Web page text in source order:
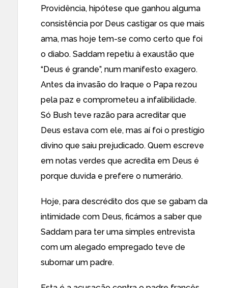
Providência, hipótese que ganhou alguma
consistência por Deus castigar os que mais
ama, mas hoje tem-se como certo que foi
o diabo. Saddam repetiu à exaustão que
“Deus é grande”, num manifesto exagero.
Antes da invasão do Iraque o Papa rezou
pela paz e comprometeu a infalibilidade.
Só Bush teve razão para acreditar que
Deus estava com ele, mas aí foi o prestígio
divino que saiu prejudicado. Quem escreve
em notas verdes que acredita em Deus é
porque duvida e prefere o numerário.
Hoje, para descrédito dos que se gabam da
intimidade com Deus, ficámos a saber que
Saddam para ter uma simples entrevista
com um alegado empregado teve de
subornar um padre.